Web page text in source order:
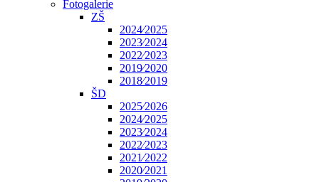
Fotogalerie
ZŠ
2024⁄2025
2023⁄2024
2022⁄2023
2019⁄2020
2018⁄2019
ŠD
2025⁄2026
2024⁄2025
2023⁄2024
2022⁄2023
2021⁄2022
2020⁄2021